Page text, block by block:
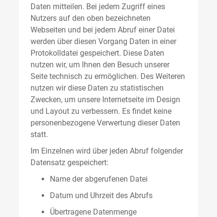
Daten mitteilen. Bei jedem Zugriff eines
Nutzers auf den oben bezeichneten
Webseiten und bei jedem Abruf einer Datei
werden über diesen Vorgang Daten in einer
Protokolldatei gespeichert. Diese Daten
nutzen wir, um Ihnen den Besuch unserer
Seite technisch zu ermöglichen. Des Weiteren
nutzen wir diese Daten zu statistischen
Zwecken, um unsere Internetseite im Design
und Layout zu verbessern. Es findet keine
personenbezogene Verwertung dieser Daten
statt.
Im Einzelnen wird über jeden Abruf folgender
Datensatz gespeichert:
Name der abgerufenen Datei
Datum und Uhrzeit des Abrufs
Übertragene Datenmenge